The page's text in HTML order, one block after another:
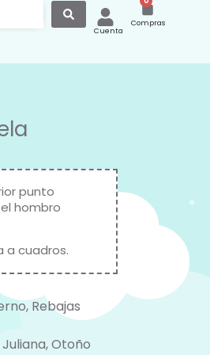
Cuenta
Compras
punto
hombro
a cuadros.
, Rebajas
Juliana,Otoño